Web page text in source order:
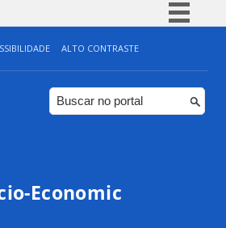
Simplifique!
Comunica BR
Participe
ALTO CONTRASTE
Economic